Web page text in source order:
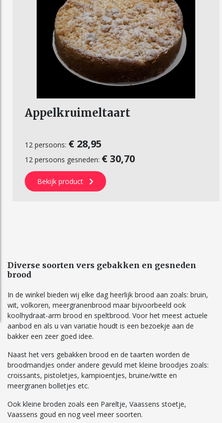
Appelkruimeltaart
12 persoons: € 28,95
12 persoons gesneden: € 30,70
Bekijk product
Diverse soorten vers gebakken en gesneden
brood
In de winkel bieden wij elke dag heerlijk brood aan zoals: bruin,
wit, volkoren, meergranenbrood maar bijvoorbeeld ook
koolhydraat-arm brood en speltbrood. Voor het meest actuele
aanbod en als u van variatie houdt is een bezoekje aan de
bakker een zeer goed idee.
Naast het vers gebakken brood en de taarten worden de
broodmandjes onder andere gevuld met kleine broodjes zoals:
croissants, pistoletjes, kampioentjes, bruine/witte en
meergranen bolletjes etc.
Ook kleine broden zoals een Pareltje, Vaassens stoetje,
Vaassens goud en nog veel meer soorten.